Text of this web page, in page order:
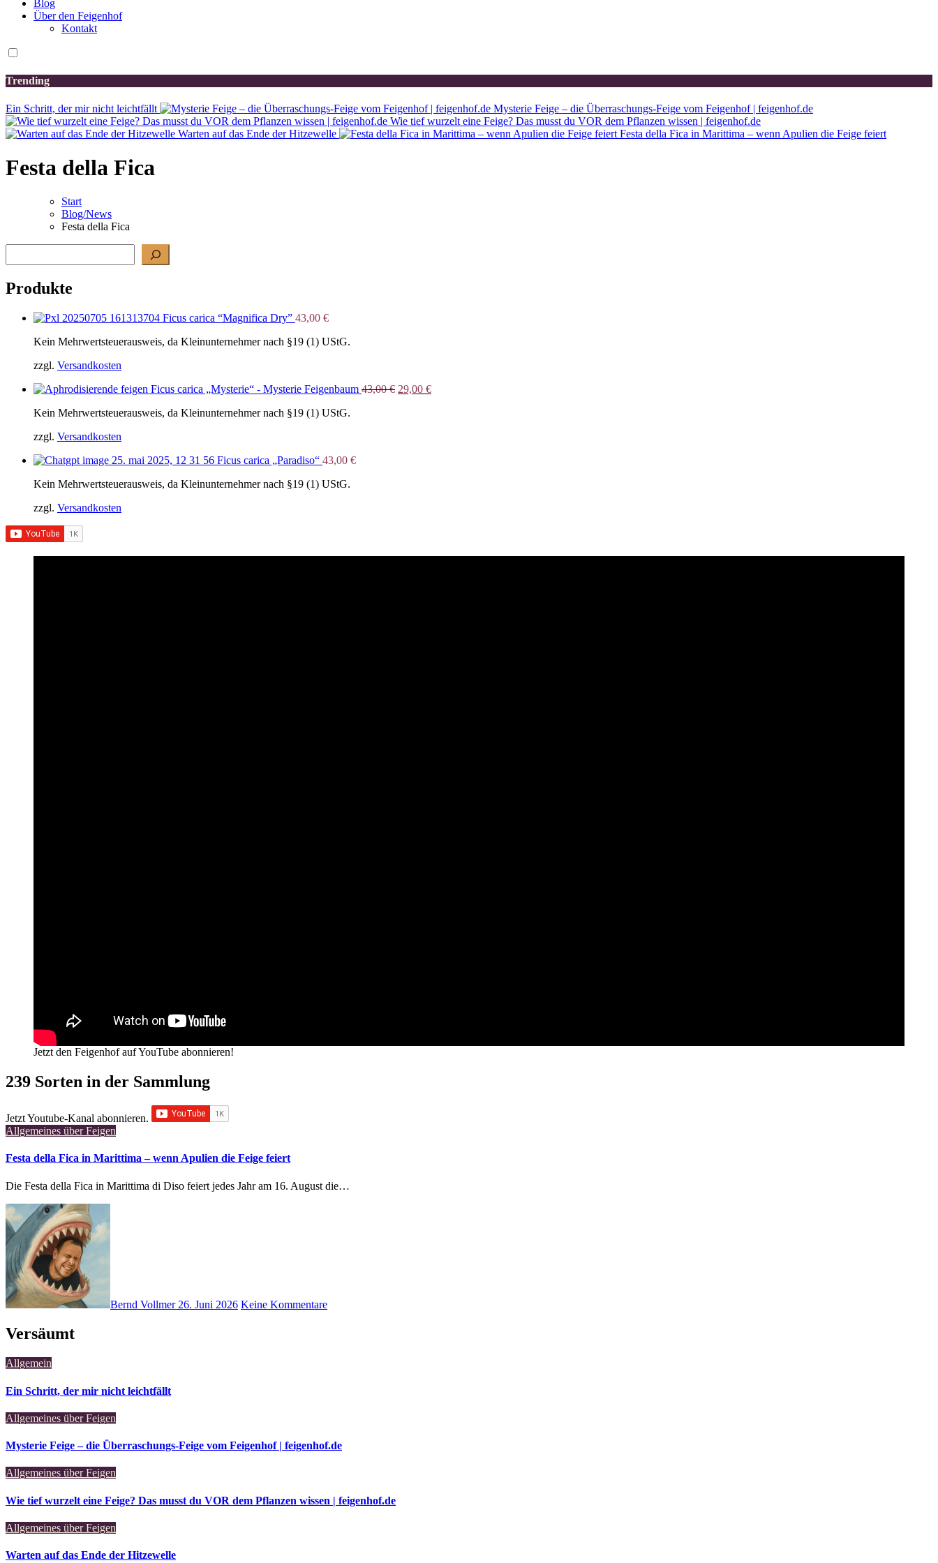
Blog
Über den Feigenhof
Kontakt
Trending
Ein Schritt, der mir nicht leichtfällt
Mysterie Feige – die Überraschungs-Feige vom Feigenhof | feigenhof.de
Wie tief wurzelt eine Feige? Das musst du VOR dem Pflanzen wissen | feigenhof.de
Warten auf das Ende der Hitzewelle
Festa della Fica in Marittima – wenn Apulien die Feige feiert
Festa della Fica
Start
Blog/News
Festa della Fica
Produkte
Ficus carica “Magnifica Dry” 43,00 €
Kein Mehrwertsteuerausweis, da Kleinunternehmer nach §19 (1) UStG.
zzgl. Versandkosten
Ficus carica „Mysterie“ - Mysterie Feigenbaum 43,00€ Ursprünglicher
29,00 €Aktueller
Kein Mehrwertsteuerausweis, da Kleinunternehmer nach §19 (1) UStG.
zzgl. Versandkosten
Ficus carica „Paradiso“ 43,00 €
Kein Mehrwertsteuerausweis, da Kleinunternehmer nach §19 (1) UStG.
zzgl. Versandkosten
Jetzt den Feigenhof auf YouTube abonnieren!
239 Sorten in der Sammlung
Jetzt Youtube-Kanal abonnieren.
Allgemeines über Feigen
Festa della Fica in Marittima – wenn Apulien die Feige feiert
Die Festa della Fica in Marittima di Diso feiert jedes Jahr am 16. August die…
Bernd Vollmer 26. Juni 2026 Keine Kommentare
Versäumt
Allgemein
Ein Schritt, der mir nicht leichtfällt
Allgemeines über Feigen
Mysterie Feige – die Überraschungs-Feige vom Feigenhof | feigenhof.de
Allgemeines über Feigen
Wie tief wurzelt eine Feige? Das musst du VOR dem Pflanzen wissen | feigenhof.de
Allgemeines über Feigen
Warten auf das Ende der Hitzewelle